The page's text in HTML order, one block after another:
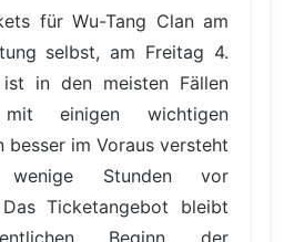
für Wu-Tang Clan am
selbst, am Freitag 4.
in den meisten Fällen
einigen wichtigen
besser im Voraus versteht
Stunden vor
Das Ticketangebot bleibt
Beginn der